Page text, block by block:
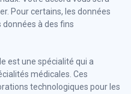
Pour certains, les données
à des fins
est une spécialité qui a
médicales. Ces
technologiques pour les